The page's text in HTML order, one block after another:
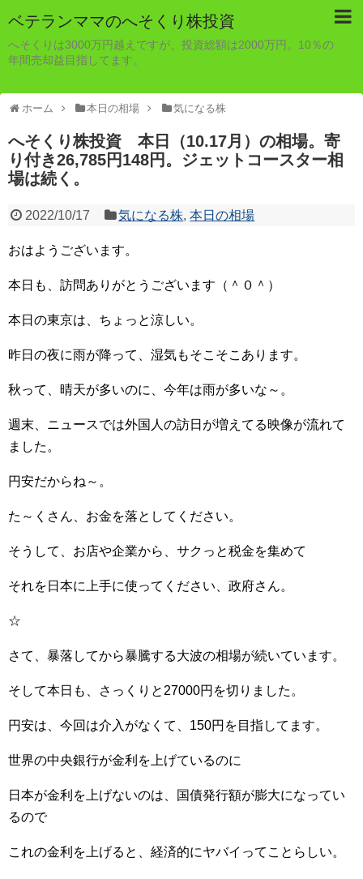
ベテランママのへそくり株投資
へそくりは3000万円越えですが、投資総額は2000万円。10％の
年間売却益目指してます。
ホーム 本日の相場 気になる株
へそくり株投資 本日（10.17月）の相場。寄
り付き26,785円148円。ジェットコースター相
場は続く。
2022/10/17 気になる株,本日の相場
おはようございます。
本日も、訪問ありがとうございます（＾０＾）
本日の東京は、ちょっと涼しい。
昨日の夜に雨が降って、湿気もそこそこあります。
秋って、晴天が多いのに、今年は雨が多いな～。
週末、ニュースでは外国人の訪日が増えてる映像が流れて
ました。
円安だからね～。
た～くさん、お金を落としてください。
そうして、お店や企業から、サクっと税金を集めて
それを日本に上手に使ってください、政府さん。
☆
さて、暴落してから暴騰する大波の相場が続いています。
そして本日も、さっくりと27000円を切りました。
円安は、今回は介入がなくて、150円を目指してます。
世界の中央銀行が金利を上げているのに
日本が金利を上げないのは、国債発行額が膨大になってい
るので
これの金利を上げると、経済的にヤバイってことらしい。